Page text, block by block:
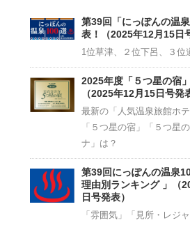
第39回「にっぽんの温
表！（2025年12月15日
1位草津、２位下呂、３位
2025年度「５つ星の宿
（2025年12月15日号発
最新の「人気温泉旅館ホテ
「５つ星の宿」「５つ星
ナ」は？
第39回にっぽんの温泉
理由別ランキング 」（
日号発表）
「雰囲気」「見所・レジ